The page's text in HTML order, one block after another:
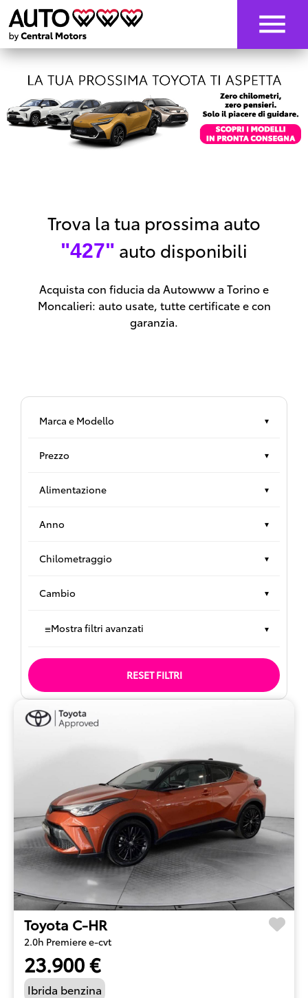
Trova la tua prossima auto
"427" auto disponibili
Acquista con fiducia da Autowww a Torino e
Moncalieri: auto usate, tutte certificate e con
garanzia.
Marca e Modello ▾
Prezzo ▾
Alimentazione ▾
Anno ▾
Chilometraggio ▾
Cambio ▾
≡Mostra filtri avanzati ▾
RESET FILTRI
Toyota C-HR
2.0h Premiere e-cvt
23.900 €
Ibrida benzina